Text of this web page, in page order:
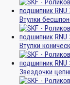
Втулки
Втулки
Звездочки